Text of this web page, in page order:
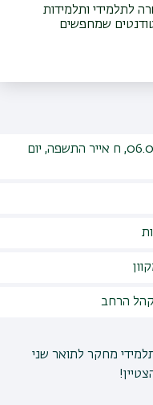
שמחפשים
06.05.2025, ח אייר התשפה, יום
הרחב